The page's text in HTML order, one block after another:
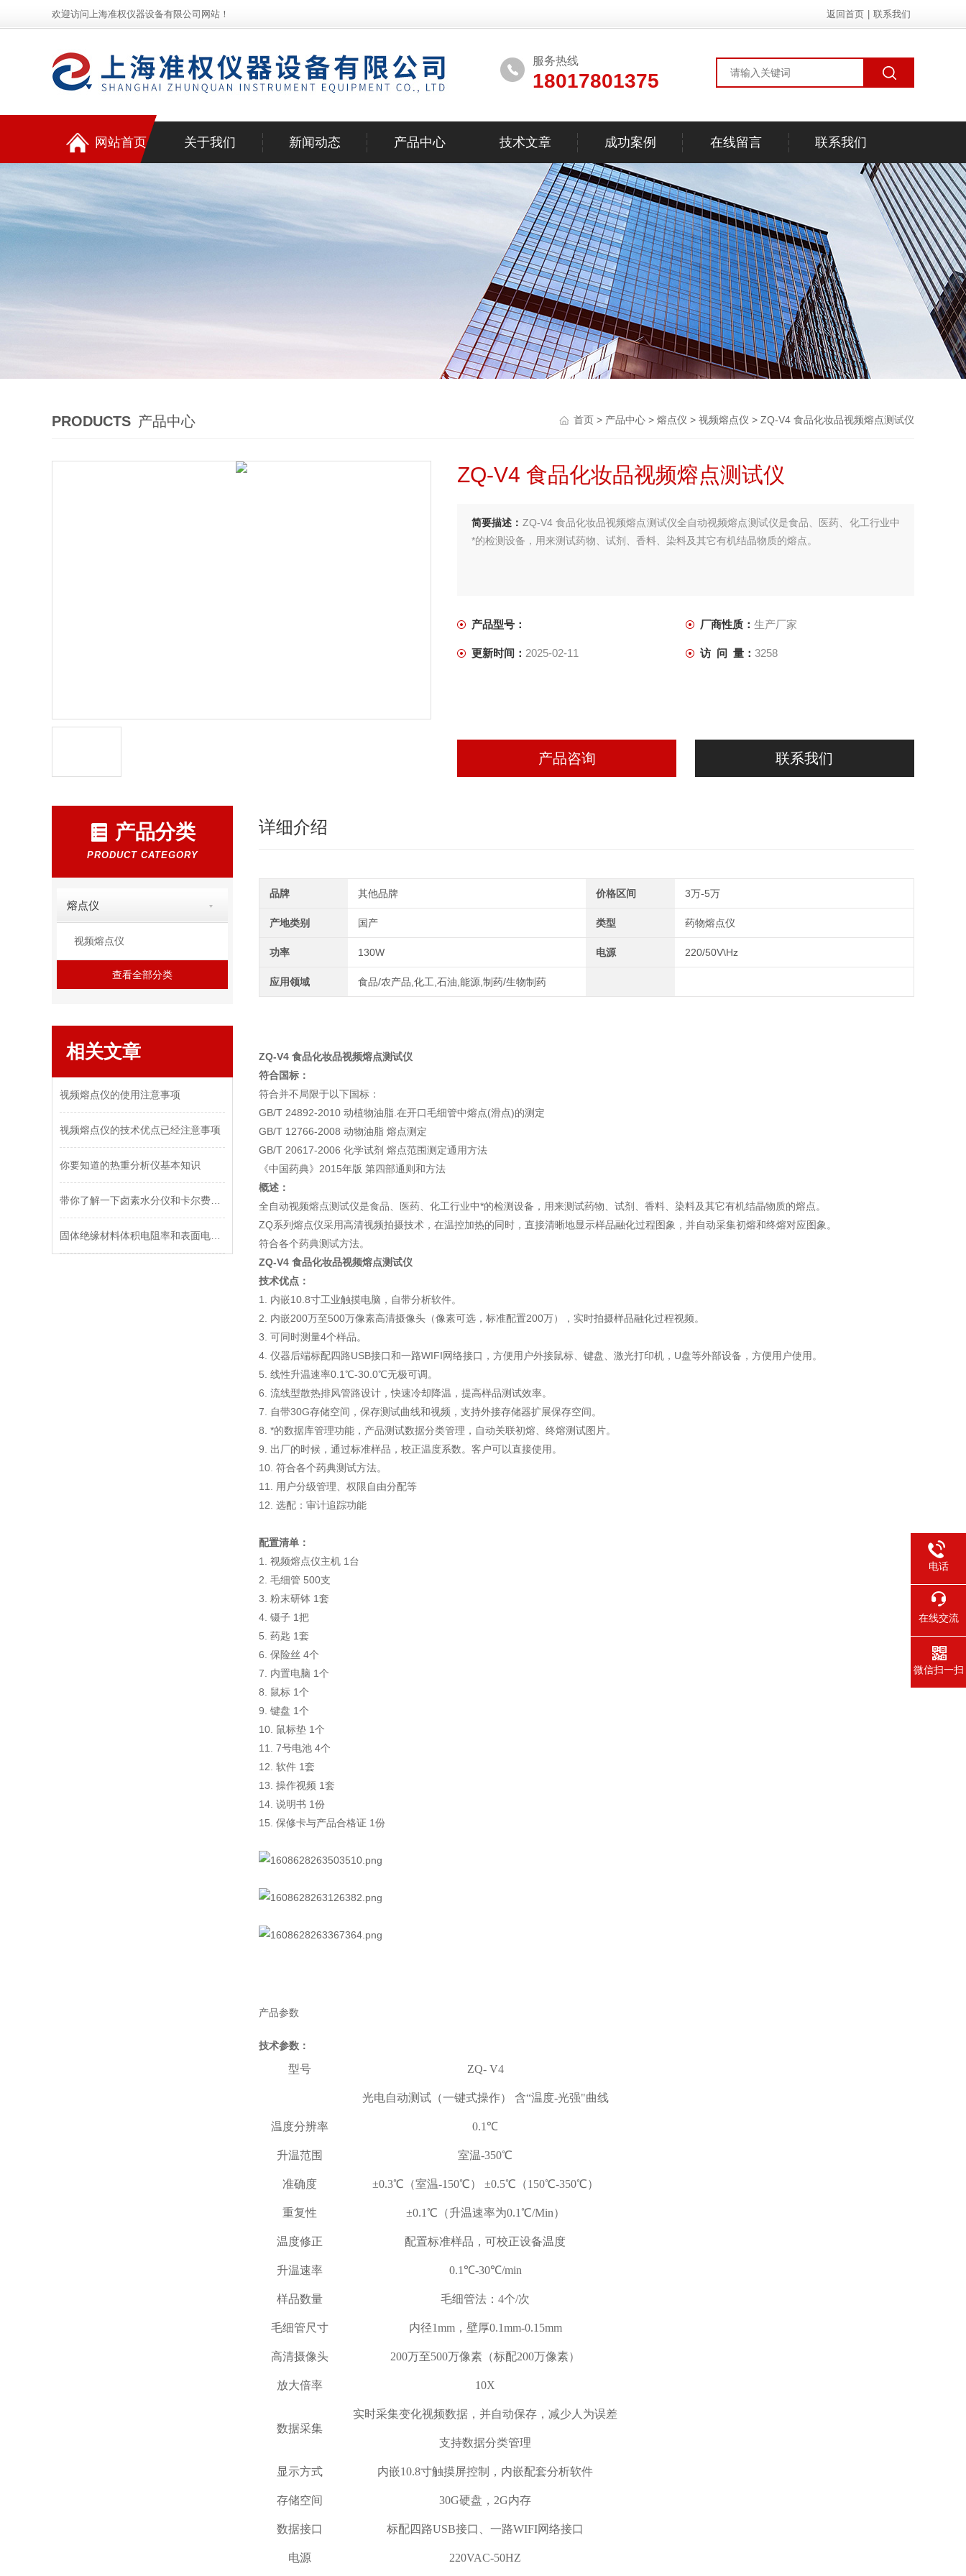
欢迎访问上海准权仪器设备有限公司网站！ 返回首页 联系我们
服务热线
18017801375
网站首页 关于我们 新闻动态 产品中心 技术文章 成功案例 在线留言 联系我们
PRODUCTS 产品中心 首页 > 产品中心 > 熔点仪 > 视频熔点仪 > ZQ-V4 食品化妆品视频熔点测试仪
ZQ-V4 食品化妆品视频熔点测试仪
简要描述： ZQ-V4 食品化妆品视频熔点测试仪全自动视频熔点测试仪是食品、医药、化工行业中
*的检测设备，用来测试药物、试剂、香料、染料及其它有机结晶物质的熔点。
产品型号： 厂商性质： 生产厂家
更新时间： 2025-02-11 访 问 量： 3258
产品咨询 联系我们
产品分类
PRODUCT CATEGORY
熔点仪
视频熔点仪
查看全部分类
相关文章
视频熔点仪的使用注意事项
视频熔点仪的技术优点已经注意事项
你要知道的热重分析仪基本知识
详细介绍
品牌 其他品牌 价格区间 3万-5万
产地类别 国产 类型 药物熔点仪
功率 130W 电源 220/50V\Hz
应用领域 食品/农产品,化工,石油,能源,制药/生物制药
ZQ-V4 食品化妆品视频熔点测试仪
符合国标：
符合并不局限于以下国标：
GB/T 24892-2010 动植物油脂.在开口毛细管中熔点(滑点)的测定
GB/T 12766-2008 动物油脂 熔点测定
GB/T 20617-2006 化学试剂 熔点范围测定通用方法
《中国药典》2015年版 第四部通则和方法
概述：
全自动视频熔点测试仪是食品、医药、化工行业中*的检测设备，用来测试药物、试剂、香料、染料及其它有机结晶物质的熔点。
ZQ系列熔点仪采用高清视频拍摄技术，在温控加热的同时，直接清晰地显示样品融化过程图象，并自动采集初熔和终熔对应图象。
符合各个药典测试方法。
ZQ-V4 食品化妆品视频熔点测试仪
技术优点：
1. 内嵌10.8寸工业触摸电脑，自带分析软件。
2. 内嵌200万至500万像素高清摄像头（像素可选，标准配置200万），实时拍摄样品融化过程视频。
3. 可同时测量4个样品。
4. 仪器后端标配四路USB接口和一路WIFI网络接口，方便用户外接鼠标、键盘、激光打印机，U盘等外部设备，方便用户使用。
5. 线性升温速率0.1℃-30.0℃无极可调。
6. 流线型散热排风管路设计，快速冷却降温，提高样品测试效率。
7. 自带30G存储空间，保存测试曲线和视频，支持外接存储器扩展保存空间。
8. *的数据库管理功能，产品测试数据分类管理，自动关联初熔、终熔测试图片。
9. 出厂的时候，通过标准样品，校正温度系数。客户可以直接使用。
10. 符合各个药典测试方法。
11. 用户分级管理、权限自由分配等
12. 选配：审计追踪功能
配置清单：
1. 视频熔点仪主机 1台
2. 毛细管 500支
3. 粉末研钵 1套
4. 镊子 1把
5. 药匙 1套
6. 保险丝 4个
7. 内置电脑 1个
8. 鼠标 1个
9. 键盘 1个
10. 鼠标垫 1个
11. 7号电池 4个
12. 软件 1套
13. 操作视频 1套
14. 说明书 1份
15. 保修卡与产品合格证 1份
产品参数
技术参数：
型号 ZQ-V4
光电自动测试（一键式操作） 含“温度-光强"曲线
温度分辨率 0.1℃
升温范围 室温-350℃
准确度 ±0.3℃（室温-150℃） ±0.5℃（150℃-350℃）
重复性 ±0.1 ℃（升温速率为0.1 ℃/Min）
温度修正 配置标准样品，可校正设备温度
升温速率 0.1 ℃-30℃/min
样品数量 毛细管法：4个/次
毛细管尺寸 内径1mm，壁厚0.1mm-0.15mm
高清摄像头 200万至500万像素（标配200万像素）
放大倍率 10X
数据采集
实时采集变化视频数据 ， 并自动保存 ， 减少人为误差
支持数据分类管理
显示方式 内嵌10.8寸触摸屏控制，内嵌配套分析软件
存储空间 30G硬盘，2G内存
数据接口 标配四路USB接口、一路WIFI网络接口
电源 220VAC-50HZ
电话
在线交流
微信扫一扫